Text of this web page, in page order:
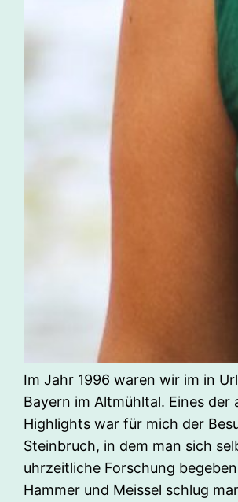
Im Jahr 1996 waren wir im in
Bayern im Altmühltal. Eines der
Highlights war für mich der
Steinbruch, in dem man sich
uhrzeitliche Forschung
Hammer und Meissel schlug